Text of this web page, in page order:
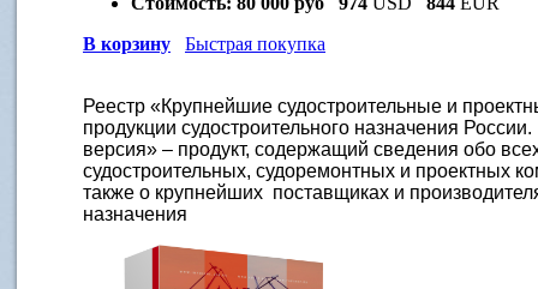
В корзину
Быстрая покупка
Реестр «Крупнейшие судостроительные и
продукции судостроительного назначения
версия» – продукт, содержащий сведения обо
судостроительных, судоремонтных и проектных
также о крупнейших поставщиках и
назначения